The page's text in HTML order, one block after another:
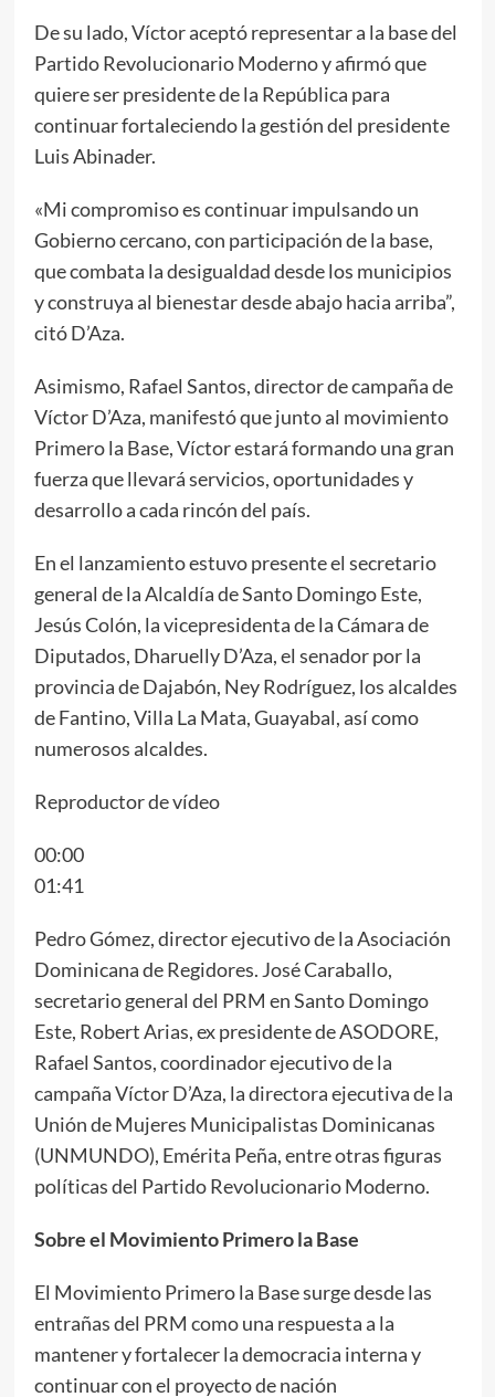
De su lado, Víctor aceptó representar a la base del
Partido Revolucionario Moderno y afirmó que
quiere ser presidente de la República para
continuar fortaleciendo la gestión del presidente
Luis Abinader.
«Mi compromiso es continuar impulsando un
Gobierno cercano, con participación de la base,
que combata la desigualdad desde los municipios
y construya al bienestar desde abajo hacia arriba”,
citó D’Aza.
Asimismo, Rafael Santos, director de campaña de
Víctor D’Aza, manifestó que junto al movimiento
Primero la Base, Víctor estará formando una gran
fuerza que llevará servicios, oportunidades y
desarrollo a cada rincón del país.
En el lanzamiento estuvo presente el secretario
general de la Alcaldía de Santo Domingo Este,
Jesús Colón, la vicepresidenta de la Cámara de
Diputados, Dharuelly D’Aza, el senador por la
provincia de Dajabón, Ney Rodríguez, los alcaldes
de Fantino, Villa La Mata, Guayabal, así como
numerosos alcaldes.
Reproductor de vídeo
00:00
01:41
Pedro Gómez, director ejecutivo de la Asociación
Dominicana de Regidores. José Caraballo,
secretario general del PRM en Santo Domingo
Este, Robert Arias, ex presidente de ASODORE,
Rafael Santos, coordinador ejecutivo de la
campaña Víctor D’Aza, la directora ejecutiva de la
Unión de Mujeres Municipalistas Dominicanas
(UNMUNDO), Emérita Peña, entre otras figuras
políticas del Partido Revolucionario Moderno.
Sobre el Movimiento Primero la Base
El Movimiento Primero la Base surge desde las
entrañas del PRM como una respuesta a la
mantener y fortalecer la democracia interna y
continuar con el proyecto de nación